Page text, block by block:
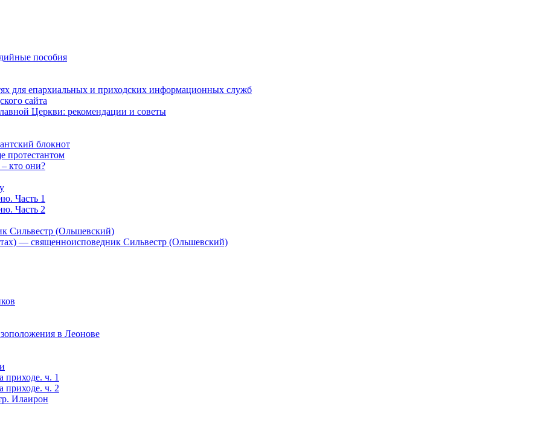
пособия
для епархиальных и приходских информационных служб
сайта
Церкви: рекомендации и советы
блокнот
протестантом
кто они?
Часть 1
Часть 2
Сильвестр (Ольшевский)
— священноисповедник Сильвестр (Ольшевский)
в Леонове
приходе. ч. 1
приходе. ч. 2
Илаирон